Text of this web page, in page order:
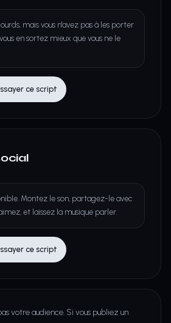
mais vous n'avez pas à les porter
en sortez mieux que vous ne le
ce script
Montez le son, partagez-le avec
et laissez la musique parler.
ce script
votre audience. Si vous publiez un